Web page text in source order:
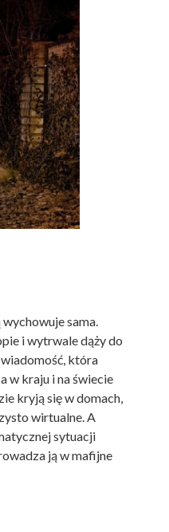
sama.
i wytrwale dąży do
która
w kraju i na świecie
kryją się w domach,
wirtualne. A
sytuacji
ją w mafijne